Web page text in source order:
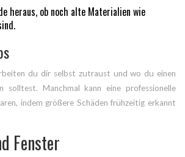
heraus, ob noch alte Materialien wie
du dir selbst zutraust und wo du einen
solltest. Manchmal kann eine professionelle
indem größere Schäden frühzeitig erkannt
Fenster